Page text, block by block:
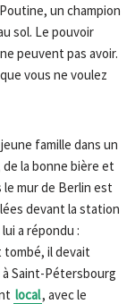
un champion
sol. Le pouvoir
peuvent pas avoir.
vous ne voulez
famille dans un
la bonne bière et
le mur de Berlin est
devant la station
a répondu :
tombé, il devait
Saint-Pétersbourg
local, avec le